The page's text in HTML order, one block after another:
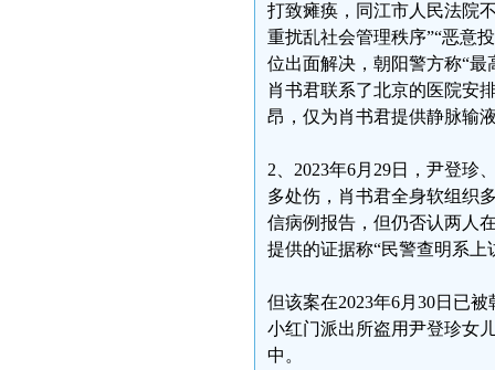
打致瘫痪，同江市人民法院
重扰乱社会管理秩序”“恶意
位出面解决，朝阳警方称“
肖书君联系了北京的医院安
昂，仅为肖书君提供静脉输
2、2023年6月29日，尹登珍
多处伤，肖书君全身软组织
信病例报告，但仍否认两人
提供的证据称“民警查明系
但该案在2023年6月30日已
小红门派出所盗用尹登珍女
中。